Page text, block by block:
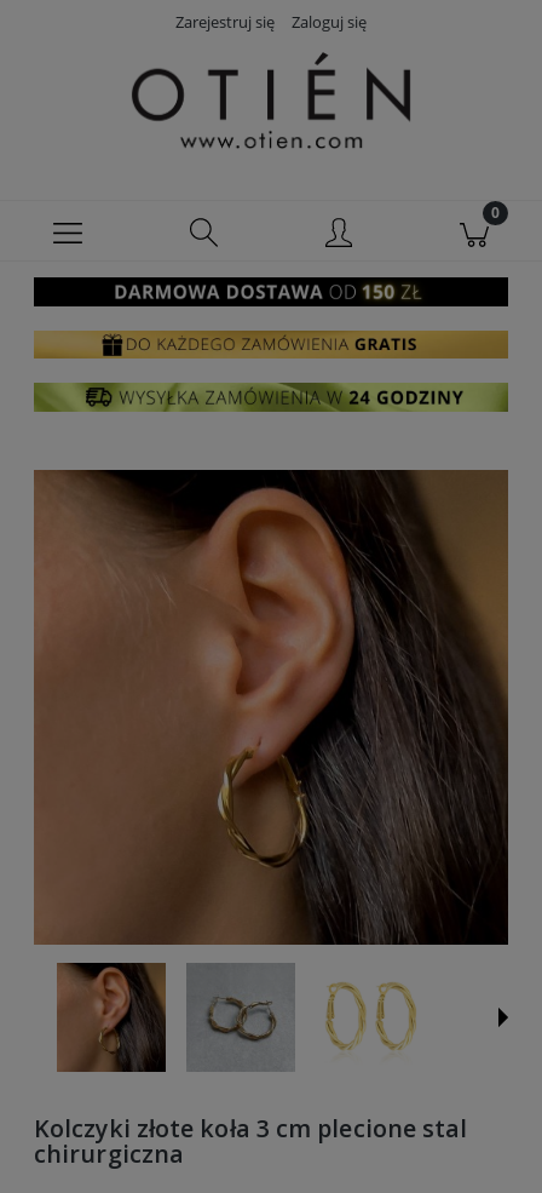
Zarejestruj się Zaloguj się
Kolczyki złote koła 3 cm plecione stal
chirurgiczna